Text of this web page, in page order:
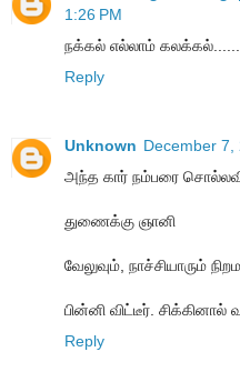
1:26 PM
நக்கல் எல்லாம்
Reply
Unknown December 7,
அந்த கார் நம்பரை
துணைக்கு ஞானி
வேலுவும், நாச்சியாரும்
பின்னி விட்டீர்.
Reply